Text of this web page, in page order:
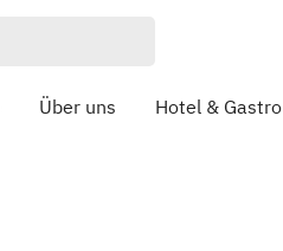
Über uns Hotel & Gastro